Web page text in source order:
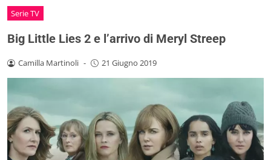
Serie TV
Big Little Lies 2 e l’arrivo di Meryl Streep
Camilla Martinoli - 21 Giugno 2019